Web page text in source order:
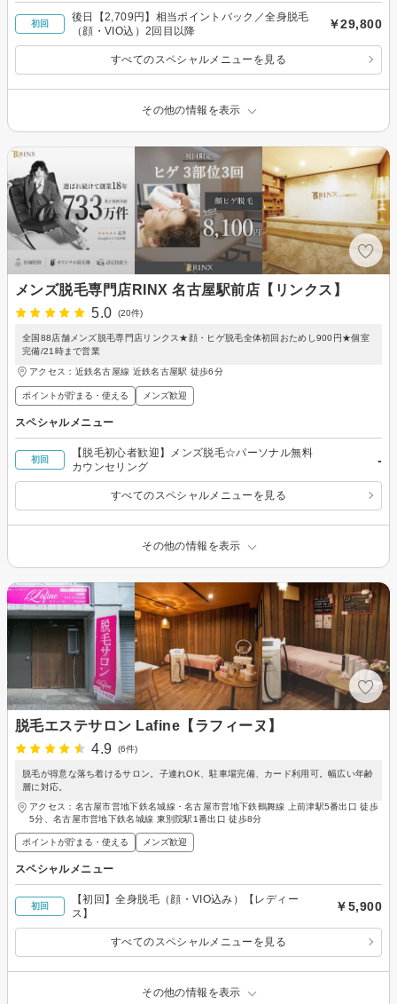
初回
後日【2,709円】相当ポイントバック／全身脱毛
（顔・VIO込）2回目以降
￥29,800
すべてのスペシャルメニューを見る
その他の情報を表示
メンズ脱毛専門店RINX 名古屋駅前店【リンクス】
5.0
(20件)
全国88店舗メンズ脱毛専門店リンクス★顔・ヒゲ脱毛全体初回おためし900円★個室
完備/21時まで営業
アクセス：近鉄名古屋線 近鉄名古屋駅 徒歩6分
ポイントが貯まる・使える メンズ歓迎
スペシャルメニュー
初回
【脱毛初心者歓迎】メンズ脱毛☆パーソナル無料
カウンセリング
-
すべてのスペシャルメニューを見る
その他の情報を表示
脱毛エステサロン Lafine【ラフィーヌ】
4.9
(6件)
脱毛が得意な落ち着けるサロン。子連れOK、駐車場完備、カード利用可。幅広い年齢
層に対応。
アクセス：名古屋市営地下鉄名城線・名古屋市営地下鉄鶴舞線 上前津駅5番出口 徒歩
5分、名古屋市営地下鉄名城線 東別院駅1番出口 徒歩8分
ポイントが貯まる・使える メンズ歓迎
スペシャルメニュー
初回
【初回】全身脱毛（顔・VIO込み）【レディー
ス】
￥5,900
すべてのスペシャルメニューを見る
その他の情報を表示